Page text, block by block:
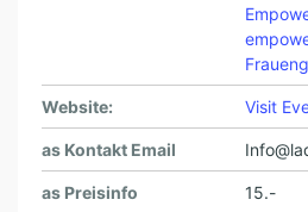
Website: Visit
as Kontakt Email
as Preisinfo 15.-